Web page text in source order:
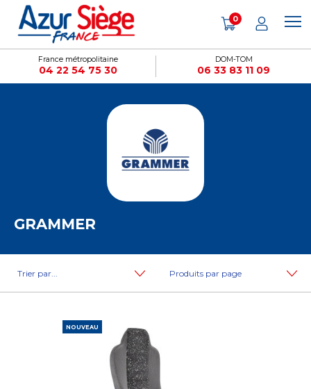
France métropolitaine
04 22 54 75 30
DOM-TOM
06 33 83 11 09
0
GRAMMER
NOUVEAU
Panneau de gestion des cookies